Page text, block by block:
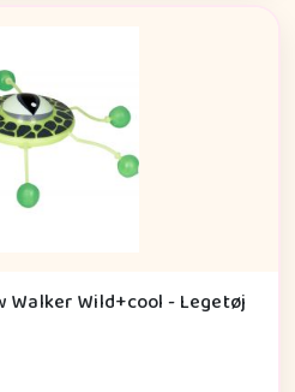
Walker Wild+cool - Legetøj